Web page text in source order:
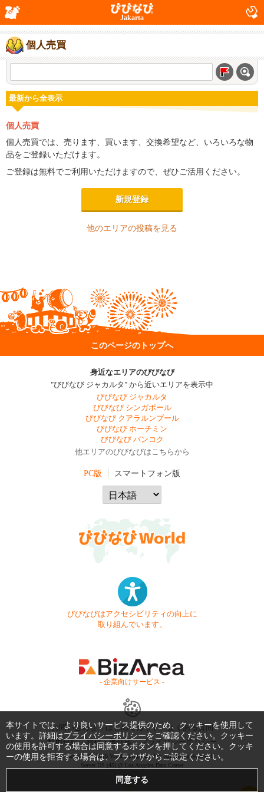
Jakarta
個人売買
最新から全表示
個人売買
個人売買では、売ります、買います、交換希望など、いろいろな物
品をご登録いただけます。
ご登録は無料でご利用いただけますので、ぜひご活用ください。
新規登録
他のエリアの投稿を見る
このページのトップへ
身近なエリアのびびなび
"びびなび ジャカルタ" から近いエリアを表示中
びびなび ジャカルタ
びびなび シンガポール
びびなび クアラルンプール
びびなび ホーチミン
びびなび バンコク
他エリアのびびなびはこちらから
PC版 スマートフォン版
びびなびはアクセシビリティの向上に
取り組んでいます。
- 企業向けサービス -
お問い合わせ はじめてガイド
よくある質問
利用規約
商標・著作権 プライバシーポリシー
Copyright © 1999-2026 Vivid Navigation, Inc. All Rights Reserved.
Server US (45) @ Los Angeles Data Center
本サイトでは、より良いサービス提供のため、クッキーを使用して
います。詳細はプライバシーポリシーをご確認ください。クッキー
の使用を許可する場合は同意するボタンを押してください。クッキ
ーの使用を拒否する場合は、ブラウザからご設定ください。